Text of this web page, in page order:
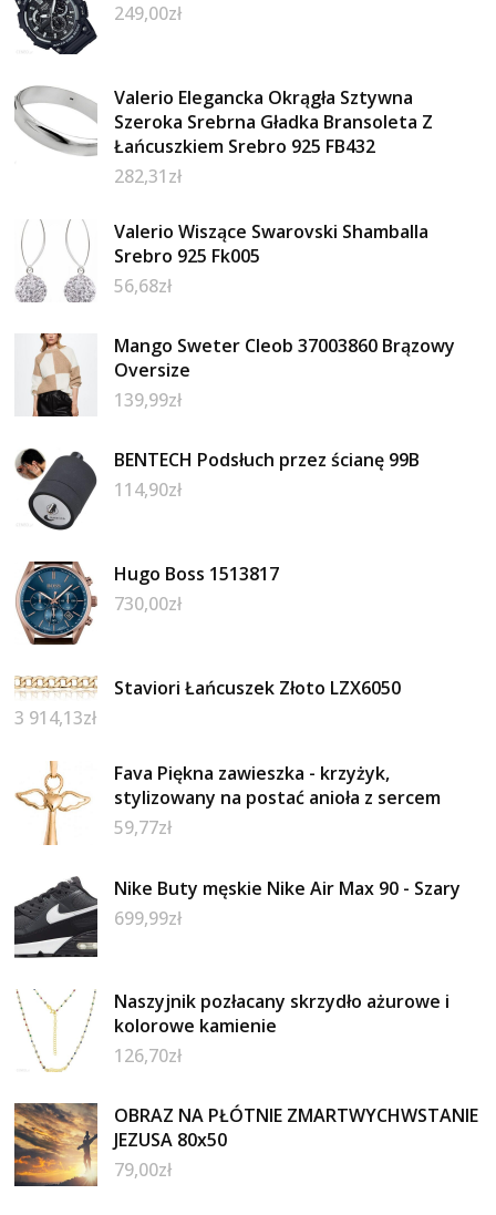
249,00zł
Valerio Elegancka Okrągła Sztywna
Szeroka Srebrna Gładka Bransoleta Z
Łańcuszkiem Srebro 925 FB432
282,31zł
Valerio Wiszące Swarovski Shamballa
Srebro 925 Fk005
56,68zł
Mango Sweter Cleob 37003860 Brązowy
Oversize
139,99zł
BENTECH Podsłuch przez ścianę 99B
114,90zł
Hugo Boss 1513817
730,00zł
Staviori Łańcuszek Złoto LZX6050
3 914,13zł
Fava Piękna zawieszka - krzyżyk,
stylizowany na postać anioła z sercem
59,77zł
Nike Buty męskie Nike Air Max 90 - Szary
699,99zł
Naszyjnik pozłacany skrzydło ażurowe i
kolorowe kamienie
126,70zł
OBRAZ NA PŁÓTNIE ZMARTWYCHWSTANIE
JEZUSA 80x50
79,00zł